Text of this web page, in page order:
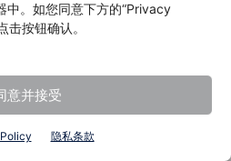
中。如您同意下方的“Privacy
击按钮确认。
意并接受
隐私条款